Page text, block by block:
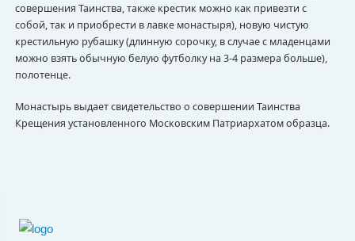
совершения Таинства, также крестик можно как привезти с
собой, так и приобрести в лавке монастыря), новую чистую
крестильную рубашку (длинную сорочку, в случае с младенцами
можно взять обычную белую футболку на 3-4 размера больше),
полотенце.
Монастырь выдает свидетельство о совершении Таинства
Крещения установленного Московским Патриархатом образца.